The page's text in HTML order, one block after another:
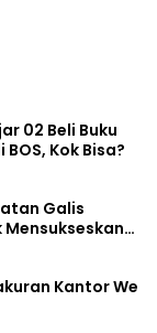
02 Beli Buku
Kok Bisa?
Galis
Kantor We